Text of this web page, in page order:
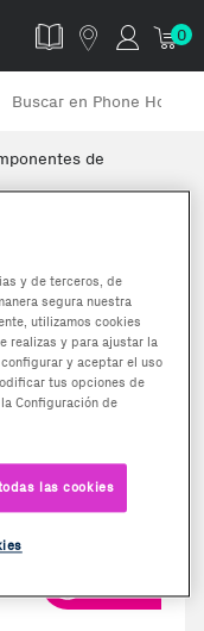
0
de
y de terceros, de
segura nuestra
utilizamos cookies
realizas y para ajustar la
y aceptar el uso
tus opciones de
Configuración de
las cookies